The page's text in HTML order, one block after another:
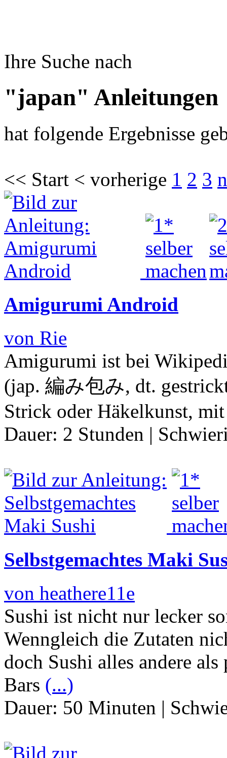
Ihre Suche nach
"japan" Anleitungen
hat folgende Ergebnisse
<< Start < vorherige 1 2 3
Amigurumi Android
von Rie
Amigurumi ist bei
(jap. 編み包み, dt.
Strick oder Häkelkunst,
Dauer: 2 Stunden |
Selbstgemachtes Maki
von heathere11e
Sushi ist nicht nur lecker
Wenngleich die Zutaten
doch Sushi alles andere
Bars (...)
Dauer: 50 Minuten |